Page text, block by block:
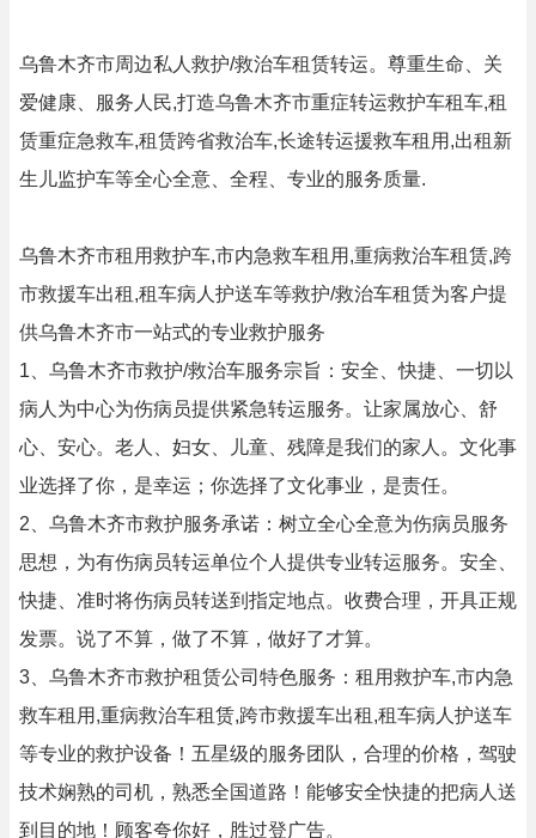
乌鲁木齐市周边私人救护/救治车租赁转运。尊重生命、关
爱健康、服务人民,打造乌鲁木齐市重症转运救护车租车,租
赁重症急救车,租赁跨省救治车,长途转运援救车租用,出租新
生儿监护车等全心全意、全程、专业的服务质量.
乌鲁木齐市租用救护车,市内急救车租用,重病救治车租赁,跨
市救援车出租,租车病人护送车等救护/救治车租赁为客户提
供乌鲁木齐市一站式的专业救护服务
1、乌鲁木齐市救护/救治车服务宗旨：安全、快捷、一切以
病人为中心为伤病员提供紧急转运服务。让家属放心、舒
心、安心。老人、妇女、儿童、残障是我们的家人。文化事
业选择了你，是幸运；你选择了文化事业，是责任。
2、乌鲁木齐市救护服务承诺：树立全心全意为伤病员服务
思想，为有伤病员转运单位个人提供专业转运服务。安全、
快捷、准时将伤病员转送到指定地点。收费合理，开具正规
发票。说了不算，做了不算，做好了才算。
3、乌鲁木齐市救护租赁公司特色服务：租用救护车,市内急
救车租用,重病救治车租赁,跨市救援车出租,租车病人护送车
等专业的救护设备！五星级的服务团队，合理的价格，驾驶
技术娴熟的司机，熟悉全国道路！能够安全快捷的把病人送
到目的地！顾客夸你好，胜过登广告。